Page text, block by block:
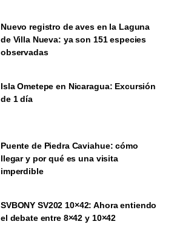
Nuevo registro de aves en la Laguna
de Villa Nueva: ya son 151 especies
observadas
Isla Ometepe en Nicaragua: Excursión
de 1 día
Puente de Piedra Caviahue: cómo
llegar y por qué es una visita
imperdible
SVBONY SV202 10×42: Ahora entiendo
el debate entre 8×42 y 10×42